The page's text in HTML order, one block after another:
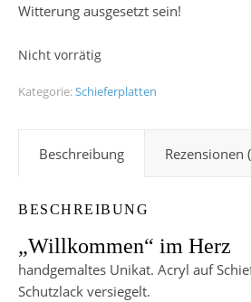
Witterung ausgesetzt sein!
Nicht vorrätig
Kategorie:Schieferplatten
Beschreibung Rezensionen
BESCHREIBUNG
„Willkommen“ im Herz
handgemaltes Unikat. Acryl auf
Schutzlack versiegelt.